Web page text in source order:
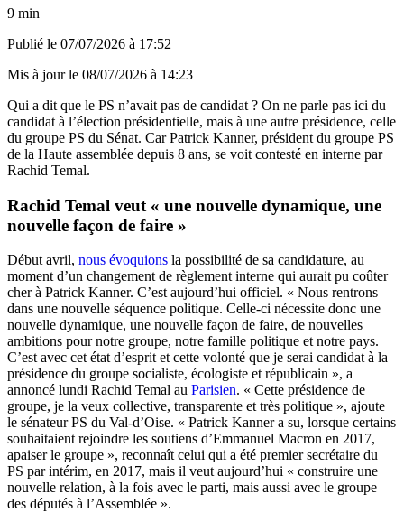
9 min
Publié le 07/07/2026 à 17:52
Mis à jour le 08/07/2026 à 14:23
Qui a dit que le PS n’avait pas de candidat ? On ne parle pas ici du
candidat à l’élection présidentielle, mais à une autre présidence, celle
du groupe PS du Sénat. Car Patrick Kanner, président du groupe PS
de la Haute assemblée depuis 8 ans, se voit contesté en interne par
Rachid Temal.
Rachid Temal veut « une nouvelle dynamique, une
nouvelle façon de faire »
Début avril, nous évoquions la possibilité de sa candidature, au
moment d’un changement de règlement interne qui aurait pu coûter
cher à Patrick Kanner. C’est aujourd’hui officiel. « Nous rentrons
dans une nouvelle séquence politique. Celle-ci nécessite donc une
nouvelle dynamique, une nouvelle façon de faire, de nouvelles
ambitions pour notre groupe, notre famille politique et notre pays.
C’est avec cet état d’esprit et cette volonté que je serai candidat à la
présidence du groupe socialiste, écologiste et républicain », a
annoncé lundi Rachid Temal au Parisien. « Cette présidence de
groupe, je la veux collective, transparente et très politique », ajoute
le sénateur PS du Val-d’Oise. « Patrick Kanner a su, lorsque certains
souhaitaient rejoindre les soutiens d’Emmanuel Macron en 2017,
apaiser le groupe », reconnaît celui qui a été premier secrétaire du
PS par intérim, en 2017, mais il veut aujourd’hui « construire une
nouvelle relation, à la fois avec le parti, mais aussi avec le groupe
des députés à l’Assemblée ».